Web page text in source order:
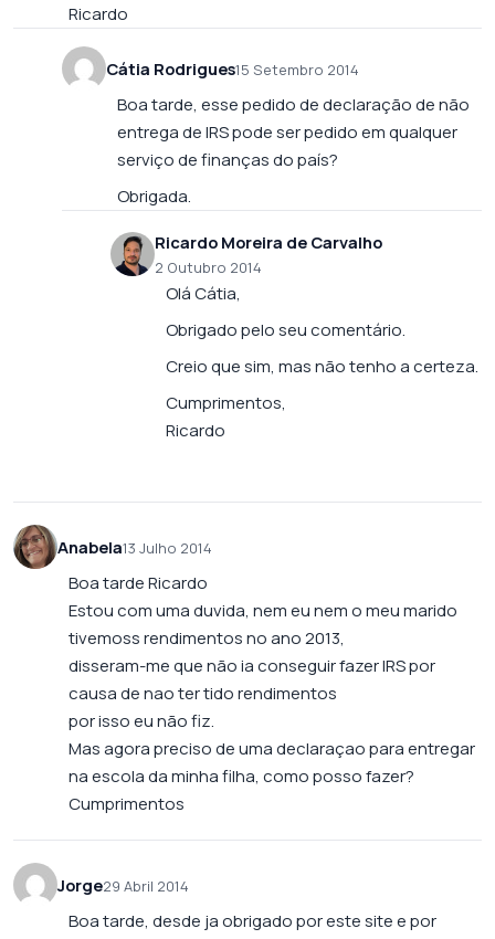
Ricardo
Cátia Rodrigues15 Setembro 2014
Boa tarde, esse pedido de declaração de não
entrega de IRS pode ser pedido em qualquer
serviço de finanças do país?
Obrigada.
Ricardo Moreira de Carvalho
2 Outubro 2014
Olá Cátia,
Obrigado pelo seu comentário.
Creio que sim, mas não tenho a certeza.
Cumprimentos,
Ricardo
Anabela13 Julho 2014
Boa tarde Ricardo
Estou com uma duvida, nem eu nem o meu marido
tivemoss rendimentos no ano 2013,
disseram-me que não ia conseguir fazer IRS por
causa de nao ter tido rendimentos
por isso eu não fiz.
Mas agora preciso de uma declaraçao para entregar
na escola da minha filha, como posso fazer?
Cumprimentos
Jorge29 Abril 2014
Boa tarde, desde ja obrigado por este site e por